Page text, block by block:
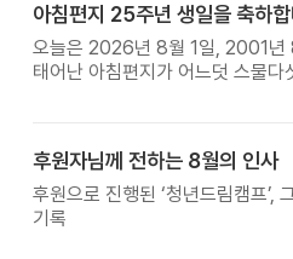
아침편지 25주년 생일을 축하
오늘은 2026년 8월 1일, 2001년
태어난 아침편지가 어느덧 스물다
후원자님께 전하는 8월의 인사
후원으로 진행된 ‘청년드림캠프’,
기록